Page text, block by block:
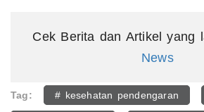
Cek Berita dan Artikel yang
News
Tag: # kesehatan pendengaran